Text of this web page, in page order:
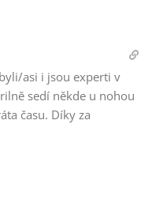
asi i jsou experti v
sedí někde u nohou
času. Díky za